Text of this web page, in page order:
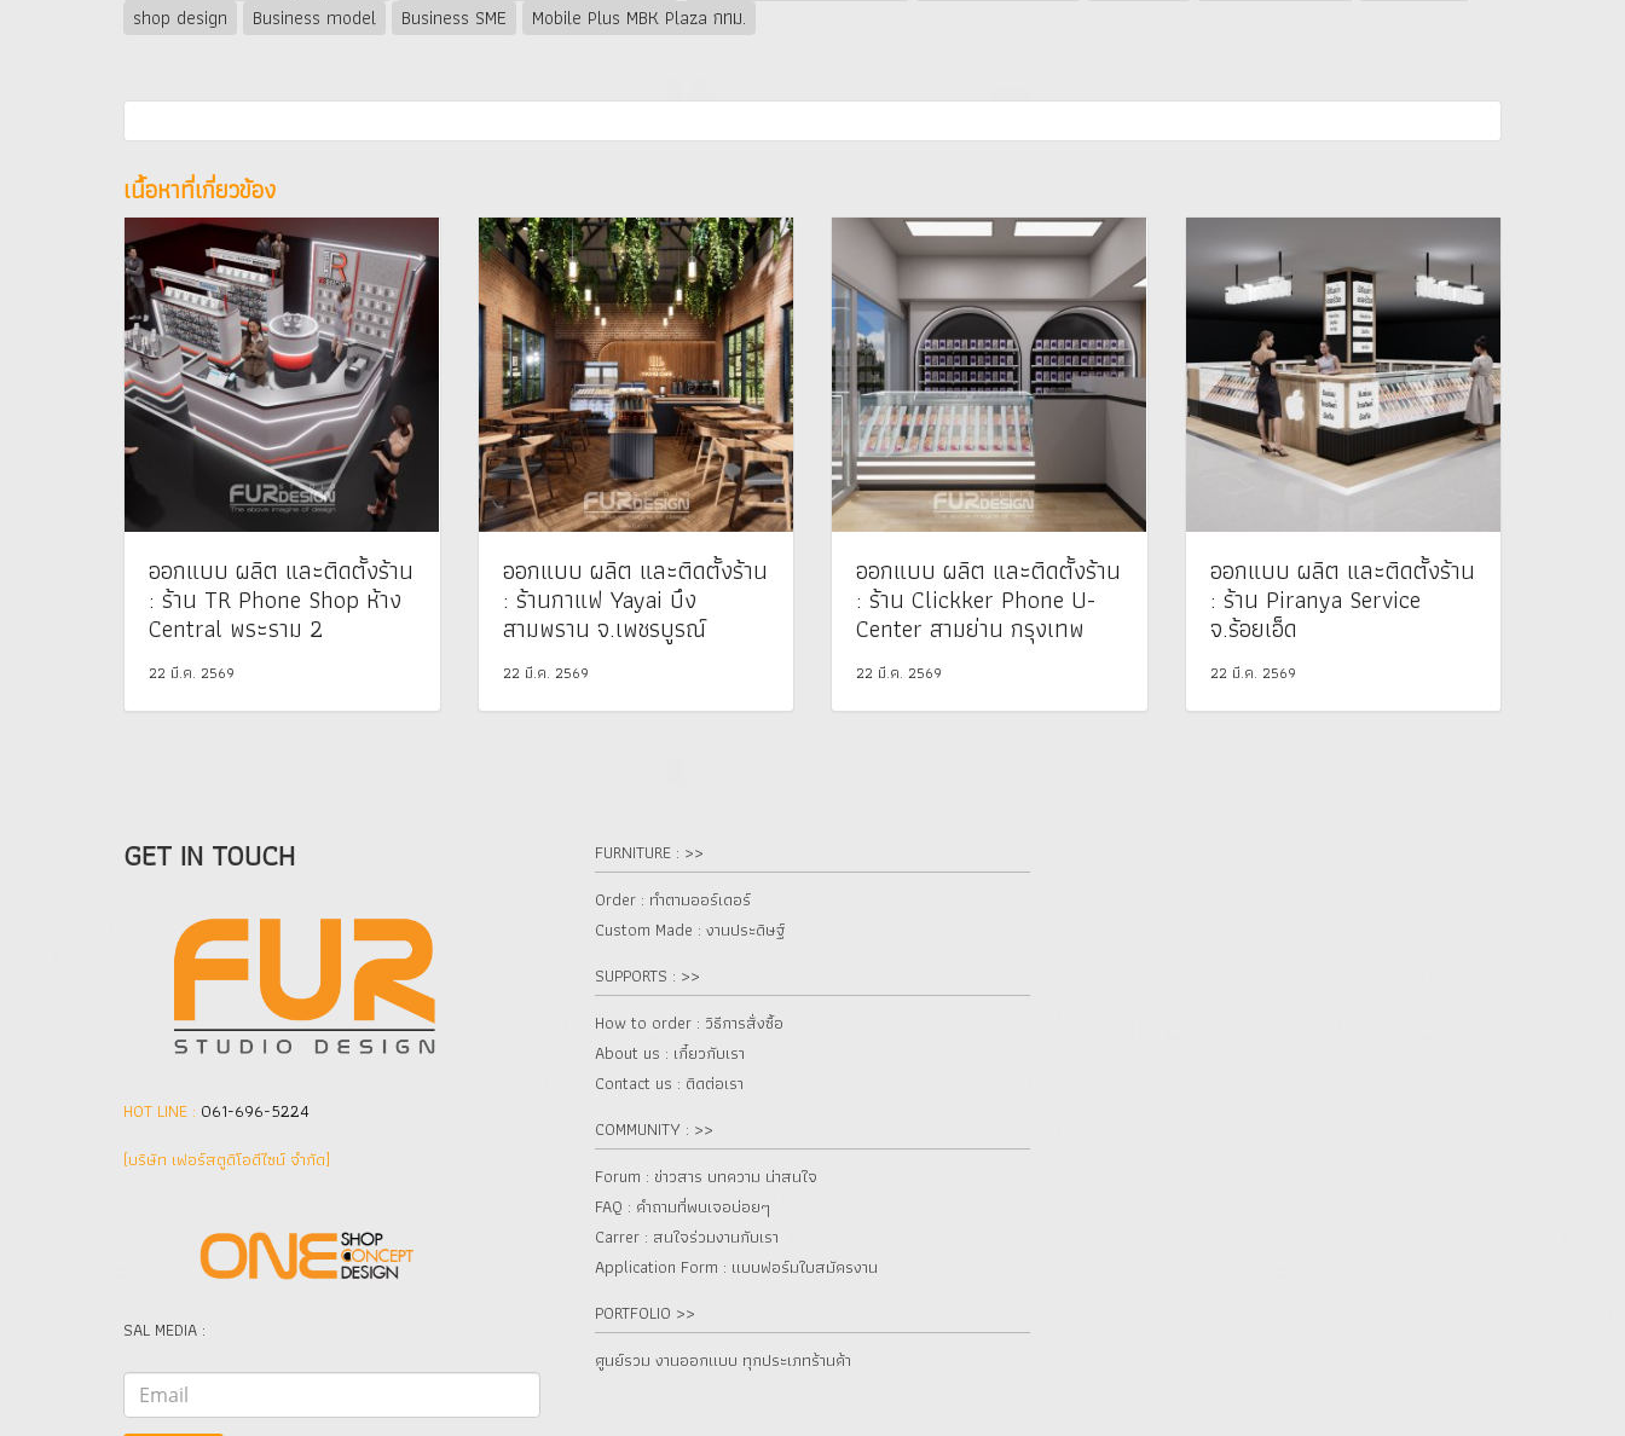
shop design
Business model Business SME Mobile Plus MBK Plaza กทม.
เนื้อหาที่เกี่ยวข้อง
ออกแบบ ผลิต และติดตั้งร้าน
: ร้าน TR Phone Shop ห้าง
Central พระราม 2
22 มี.ค. 2569
ออกแบบ ผลิต และติดตั้งร้าน
: ร้านกาแฟ Yayai บึง
สามพราน จ.เพชรบูรณ์
22 มี.ค. 2569
ออกแบบ ผลิต และติดตั้งร้าน
: ร้าน Clickker Phone U-
Center สามย่าน กรุงเทพ
22 มี.ค. 2569
ออกแบบ ผลิต และติดตั้งร้าน
: ร้าน Piranya Service
จ.ร้อยเอ็ด
22 มี.ค. 2569
GET IN TOUCH
HOT LINE : 061-696-5224
(บริษัท เฟอร์สตูดิโอดีไซน์ จำกัด]
SAL MEDIA :
FURNITURE : >>
Order : ทำตามออร์เดอร์
Custom Made : งานประดิษฐ์
SUPPORTS : >>
How to order : วิธีการสั่งซื้อ
About us : เกี๋ยวกับเรา
Contact us : ติดต่อเรา
COMMUNITY : >>
Forum : ข่าวสาร บทความ น่าสนใจ
FAQ : คำถามที่พบเจอบ่อยๆ
Carrer : สนใจร่วมงานกับเรา
Application Form : แบบฟอร์มใบสมัครงาน
PORTFOLIO >>
ศูนย์รวม งานออกแบบ ทุกประเภทร้านค้า